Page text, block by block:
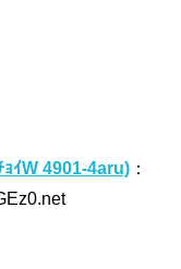
ｲW 4901-4aru) ：